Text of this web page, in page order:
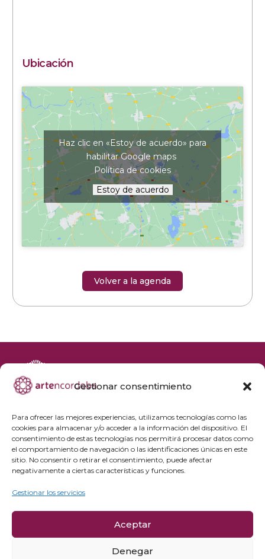
Gestionar consentimiento
Para ofrecer las mejores experiencias, utilizamos tecnologías como las
cookies para almacenar y/o acceder a la información del dispositivo. El
consentimiento de estas tecnologías nos permitirá procesar datos como
el comportamiento de navegación o las identificaciones únicas en este
sitio. No consentir o retirar el consentimiento, puede afectar
negativamente a ciertas características y funciones.
Gestionar los servicios
Aceptar
Denegar
Ubicación
Haz clic en «Estoy de acuerdo» para
habilitar Google maps
Política de cookies
Estoy de acuerdo
Volver a la agenda
Agenda cultural
Preguntas frecuentes
Grupos privados
Política de privacidad
Política de cookies